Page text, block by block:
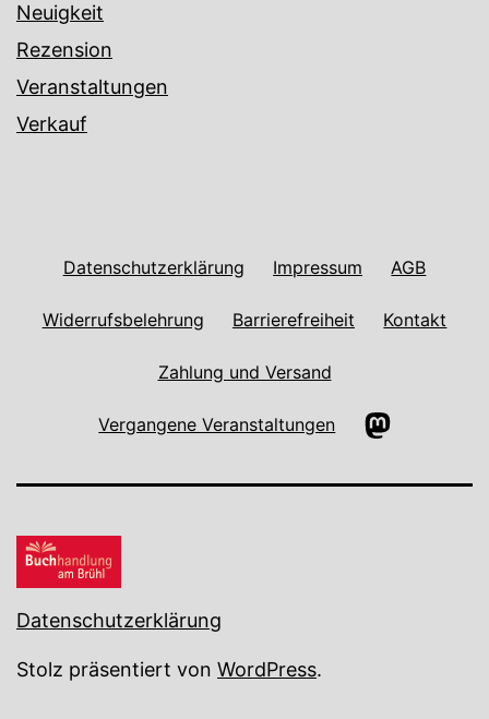
Neuigkeit
Rezension
Veranstaltungen
Verkauf
Datenschutzerklärung Impressum AGB
Widerrufsbelehrung Barrierefreiheit Kontakt
Zahlung und Versand
Vergangene Veranstaltungen Mastodon
Datenschutzerklärung
Stolz präsentiert von WordPress.